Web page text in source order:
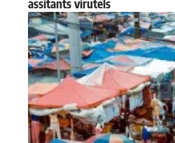
assitants virutels